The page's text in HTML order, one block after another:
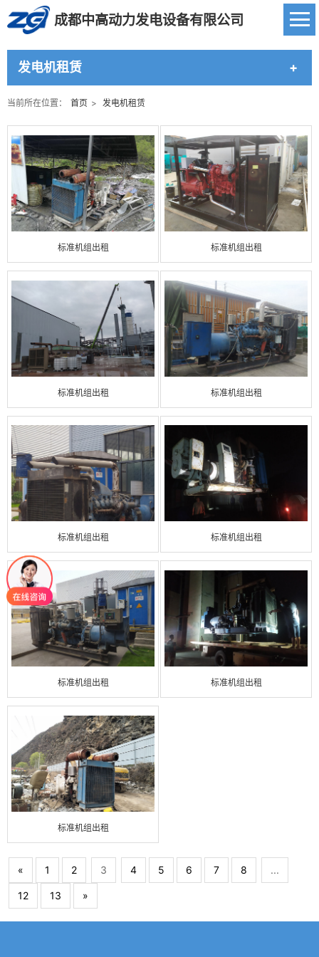
成都中高动力发电设备有限公司
发电机租赁
当前所在位置： 首页 > 发电机租赁
标准机组出租 标准机组出租
标准机组出租 标准机组出租
标准机组出租 标准机组出租
标准机组出租 标准机组出租
标准机组出租
« 1 2 3 4 5 6 7 8 ...
12 13 »